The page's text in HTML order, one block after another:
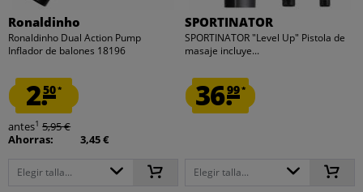
Ronaldinho
Ronaldinho Dual Action Pump
Inflador de balones 18196
2.50*
antes1 5,95 €
Ahorras:
3,45 €
Elegir talla...
SPORTINATOR
SPORTINATOR "Level Up" Pistola de
masaje incluye...
36.99*
Elegir talla...